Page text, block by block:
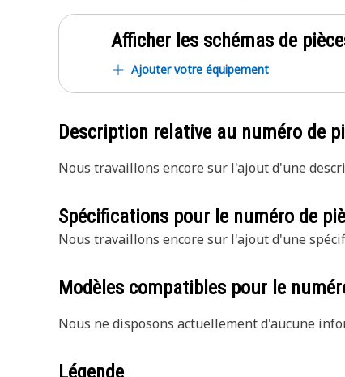
Afficher les schémas de
Ajouter votre équipement
Description relative au numéro de
Nous travaillons encore sur l'ajout d'une
Spécifications pour le numéro de
Nous travaillons encore sur l'ajout d'une
Modèles compatibles pour le
Nous ne disposons actuellement d'aucune
Légende